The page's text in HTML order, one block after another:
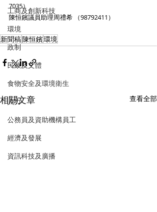
工商及創新科技
環境
政制
民政及文體
食物安全及環境衛生
人力
公務員及資助機構員工
經濟及發展
資訊科技及廣播
7035）
陳恒鑌議員助理周禮希 （98792411）
新聞稿陳恒鑌環境
相關文章 查看全部